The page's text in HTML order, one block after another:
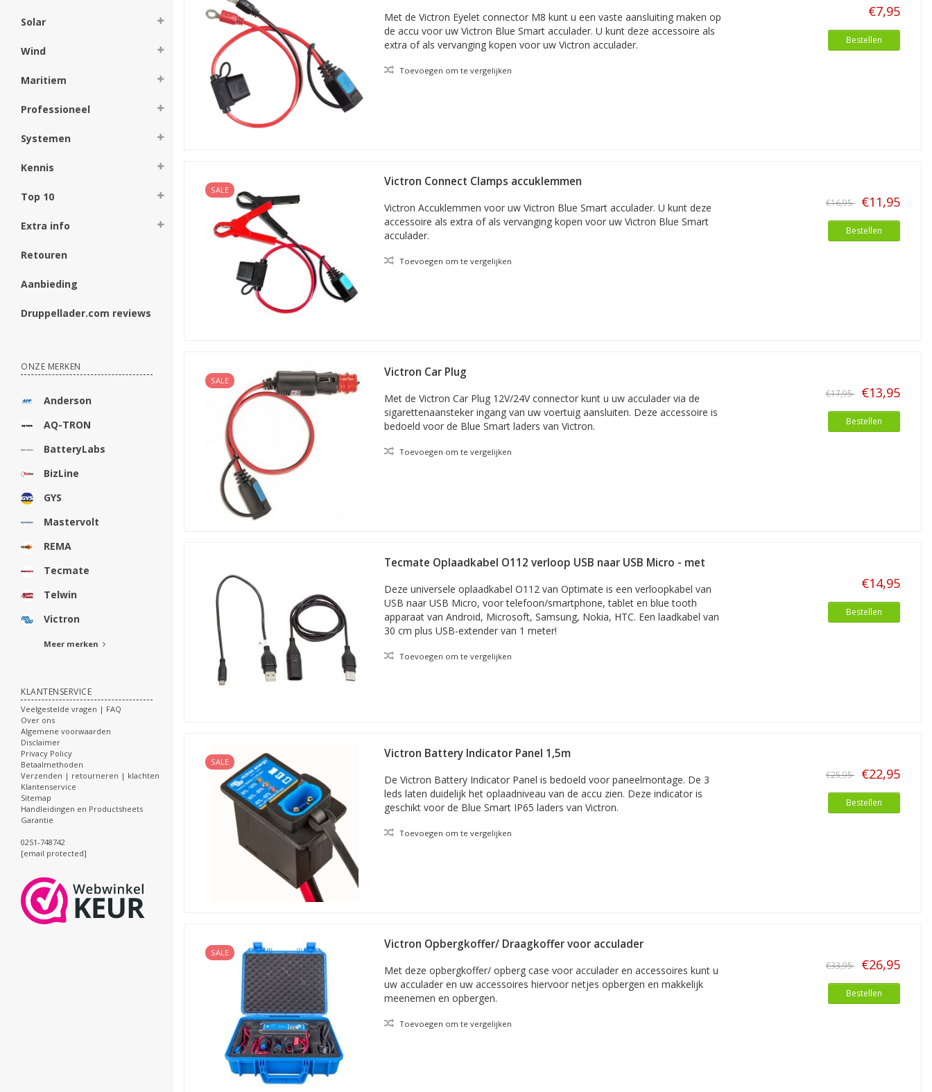
Solar
Wind
Maritiem
Professioneel
Systemen
Kennis
Top 10
Extra info
Retouren
Aanbieding
Druppellader.com reviews
ONZE MERKEN
Anderson
AQ-TRON
BatteryLabs
BizLine
GYS
Mastervolt
REMA
Tecmate
Telwin
Victron
Meer merken
KLANTENSERVICE
Veelgestelde vragen | FAQ
Over ons
Algemene voorwaarden
Disclaimer
Privacy Policy
Betaalmethoden
Verzenden | retourneren | klachten
Klantenservice
Sitemap
Handleidingen en Productsheets
Garantie
0251-748742
[email protected]
Met de Victron Eyelet connector M8 kunt u een vaste aansluiting maken op
de accu voor uw Victron Blue Smart acculader. U kunt deze accessoire als
extra of als vervanging kopen voor uw Victron acculader.
Toevoegen om te vergelijken
€7,95
Bestellen
SALE
Victron Connect Clamps accuklemmen
Victron Accuklemmen voor uw Victron Blue Smart acculader. U kunt deze
accessoire als extra of als vervanging kopen voor uw Victron Blue Smart
acculader.
Toevoegen om te vergelijken
€16,95 €11,95
Bestellen
SALE
Victron Car Plug
Met de Victron Car Plug 12V/24V connector kunt u uw acculader via de
sigarettenaansteker ingang van uw voertuig aansluiten. Deze accessoire is
bedoeld voor de Blue Smart laders van Victron.
Toevoegen om te vergelijken
€17,95 €13,95
Bestellen
Tecmate Oplaadkabel O112 verloop USB naar USB Micro - met
Deze universele oplaadkabel O112 van Optimate is een verloopkabel van
USB naar USB Micro, voor telefoon/smartphone, tablet en blue tooth
apparaat van Android, Microsoft, Samsung, Nokia, HTC. Een laadkabel van
30 cm plus USB-extender van 1 meter!
Toevoegen om te vergelijken
€14,95
Bestellen
SALE
Victron Battery Indicator Panel 1,5m
De Victron Battery Indicator Panel is bedoeld voor paneelmontage. De 3
leds laten duidelijk het oplaadniveau van de accu zien. Deze indicator is
geschikt voor de Blue Smart IP65 laders van Victron.
Toevoegen om te vergelijken
€25,95 €22,95
Bestellen
SALE
Victron Opbergkoffer/ Draagkoffer voor acculader
Met deze opbergkoffer/ opberg case voor acculader en accessoires kunt u
uw acculader en uw accessoires hiervoor netjes opbergen en makkelijk
meenemen en opbergen.
Toevoegen om te vergelijken
€33,95 €26,95
Bestellen